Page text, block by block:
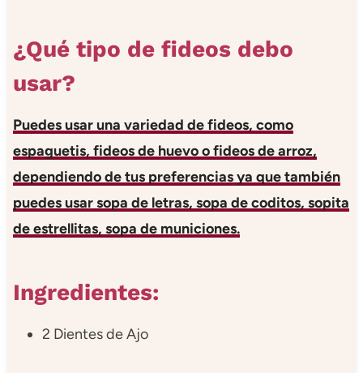
¿Qué tipo de fideos debo
usar?
Puedes usar una variedad de fideos, como
espaguetis, fideos de huevo o fideos de arroz,
dependiendo de tus preferencias ya que también
puedes usar sopa de letras, sopa de coditos, sopita
de estrellitas, sopa de municiones.
Ingredientes:
2 Dientes de Ajo